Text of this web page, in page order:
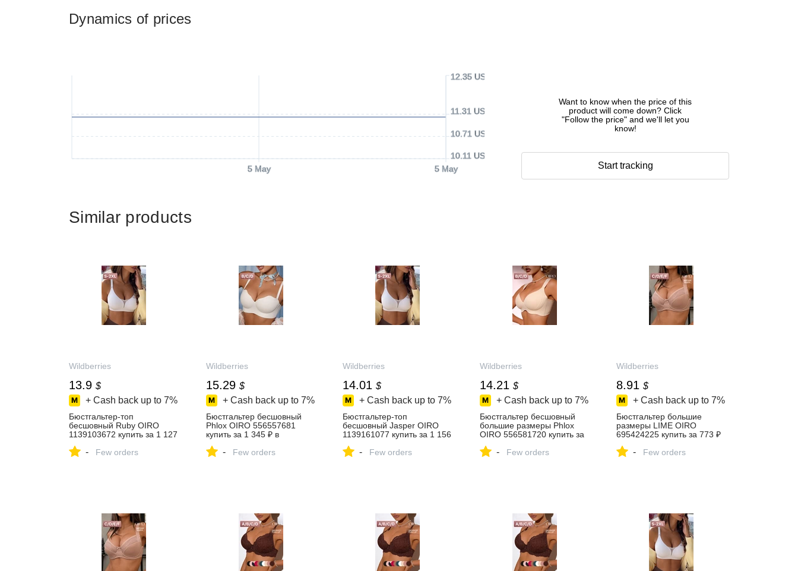
Dynamics of prices
5 May 5 May
10.11 USD
10.71 USD
11.31 USD
12.35 USD
Want to know when the price of this
product will come down? Click
"Follow the price" and we'll let you
know!
Start tracking
Similar products
Wildberries
13.9 $
+ Cash back up to 7%
Бюстгальтер-топ
бесшовный Ruby OIRO
1139103672 купить за 1 127
Wildberries
- Few orders
Wildberries
15.29 $
+ Cash back up to 7%
Бюстгальтер бесшовный
Phlox OIRO 556557681
купить за 1 345 ₽ в
Wildberries
- Few orders
Wildberries
14.01 $
+ Cash back up to 7%
Бюстгальтер-топ
бесшовный Jasper OIRO
1139161077 купить за 1 156
Wildberries
- Few orders
Wildberries
14.21 $
+ Cash back up to 7%
Бюстгальтер бесшовный
большие размеры Phlox
OIRO 556581720 купить за
интернет‑магазине
- Few orders
Wildberries
8.91 $
+ Cash back up to 7%
Бюстгальтер большие
размеры LIME OIRO
695424225 купить за 773 ₽
Wildberries
- Few orders